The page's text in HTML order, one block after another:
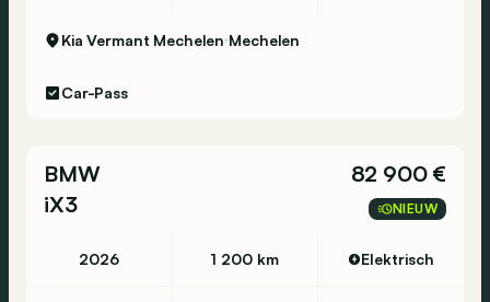
Kia Vermant Mechelen Mechelen
Car-Pass
BMW
iX3
82 900 €
NIEUW
2026 1 200 km Elektrisch